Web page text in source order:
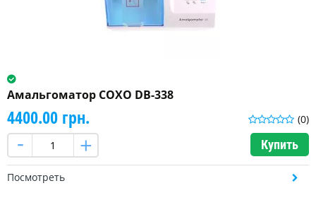
Амальгоматор COXO DB-338
(0)
4400.00 грн.
Купить
Посмотреть